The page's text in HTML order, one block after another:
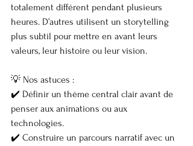
totalement différent pendant plusieurs
heures. D’autres utilisent un storytelling
plus subtil pour mettre en avant leurs
valeurs, leur histoire ou leur vision.
💡 Nos astuces :
✔️ Définir un thème central clair avant de
penser aux animations ou aux
technologies.
✔️ Construire un parcours narratif avec un